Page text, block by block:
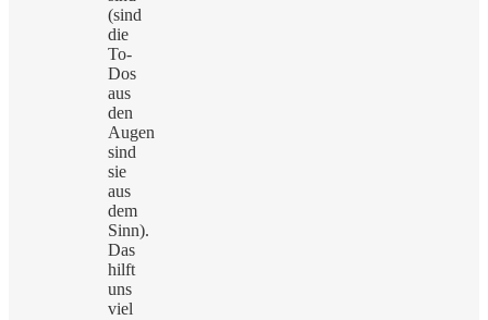
(sind
die
To-
Dos
aus
den
Augen
sind
sie
aus
dem
Sinn).
Das
hilft
uns
viel